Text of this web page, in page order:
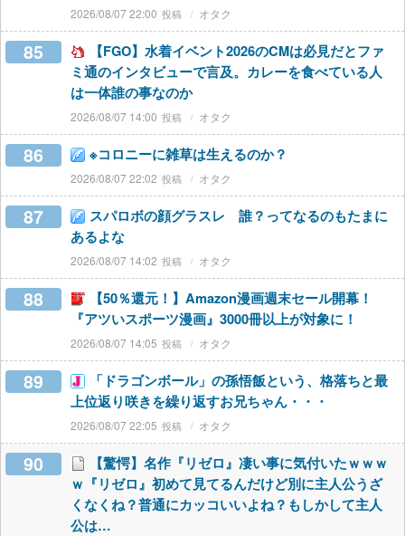
2026/08/07 22:00 オタク
85
【FGO】水着イベント2026のCMは必見だとファ
ミ通のインタビューで言及。カレーを食べている人
は一体誰の事なのか
2026/08/07 14:00 オタク
86 ※コロニーに雑草は生えるのか？
2026/08/07 22:02 オタク
87
スパロボの顔グラスレ 誰？ってなるのもたまに
あるよな
2026/08/07 14:02 オタク
88
【50％還元！】Amazon漫画週末セール開幕！
『アツいスポーツ漫画』3000冊以上が対象に！
2026/08/07 14:05 オタク
89
「ドラゴンボール」の孫悟飯という、格落ちと最
上位返り咲きを繰り返すお兄ちゃん・・・
2026/08/07 22:05 オタク
90
【驚愕】名作『リゼロ』凄い事に気付いたｗｗｗ
ｗ『リゼロ』初めて見てるんだけど別に主人公うざ
くなくね？普通にカッコいいよね？もしかして主人
公は…